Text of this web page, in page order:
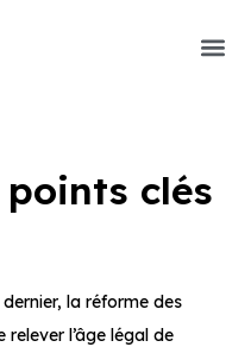
clés
la réforme des
l’âge légal de